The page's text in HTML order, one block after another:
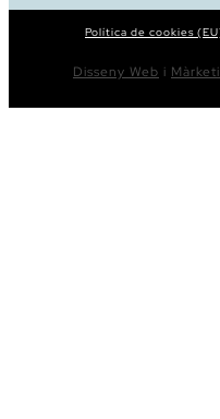
Política de cookies
Disseny Web i